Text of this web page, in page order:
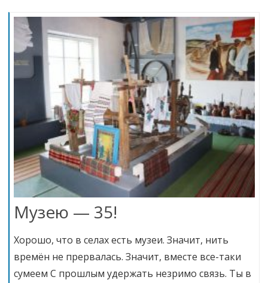
Музею — 35!
Хорошо, что в селах есть музеи. Значит, нить
времён не прервалась. Значит, вместе все-таки
сумеем С прошлым удержать незримо связь. Ты в